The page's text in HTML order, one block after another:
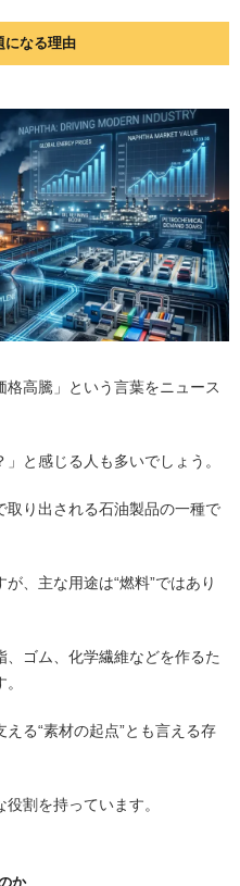
になる理由
高騰」という言葉をニュース
と感じる人も多いでしょう。
り出される石油製品の一種で
、主な用途は“燃料”ではあり
ゴム、化学繊維などを作るた
る“素材の起点”とも言える存
割を持っています。
か